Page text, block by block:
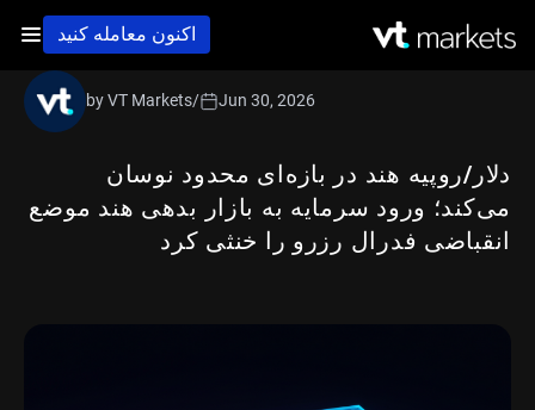
اکنون معامله کنید
دلار/روپیه هند در بازه‌ای محدود نوسان
می‌کند؛ ورود سرمایه به بازار بدهی هند موضع
انقباضی فدرال رزرو را خنثی کرد
by VT Markets/ Jun 30, 2026